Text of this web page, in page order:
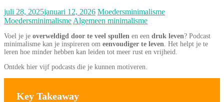
juli 28, 2025januari 12, 2026 Moedersminimalisme
Moedersminimalisme Algemeen minimalisme
Voel je je overweldigd door te veel spullen en een druk leven? Podcast
minimalisme kan je inspireren om eenvoudiger te leven . Het helpt je te
leren hoe minder hebben kan leiden tot meer rust en vrijheid.
Ontdek hier vijf podcasts die je kunnen motiveren.
Key Takeaway